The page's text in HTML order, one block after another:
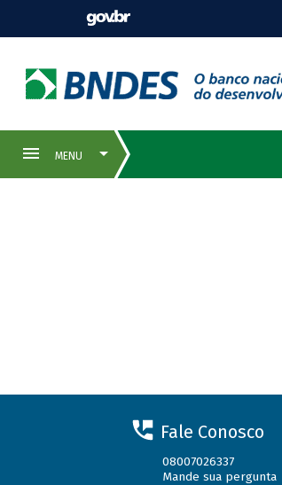
Fale Conosco
08007026337
Mande sua pergunta